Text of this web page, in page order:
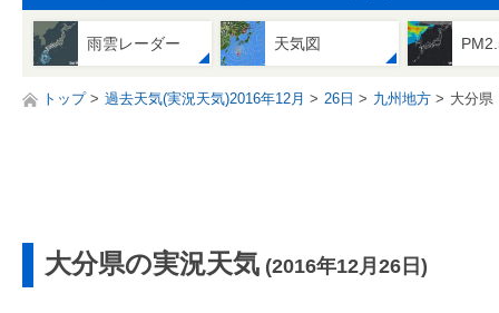
雨雲レーダー 天気図
トップ 過去天気(実況天気)2016年12月 26日 九州地方 大分県
大分県の実況天気 (2016年12月26日)